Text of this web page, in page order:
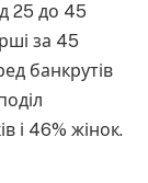
25 до 45
за 45
банкрутів
і 46% жінок.